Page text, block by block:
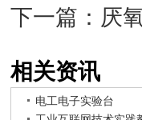
下一篇： 厌
相关资讯
电工电子实验台